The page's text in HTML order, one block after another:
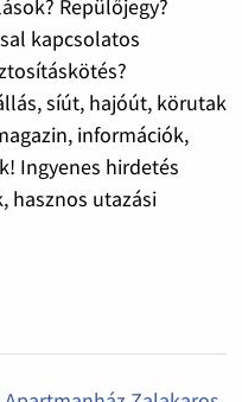
Repülőjegy?
kapcsolatos
síút, hajóút, körutak
információk,
Ingyenes hirdetés
hasznos utazási